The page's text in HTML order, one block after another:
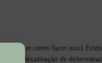
saber como fazer isso).
na desativação de